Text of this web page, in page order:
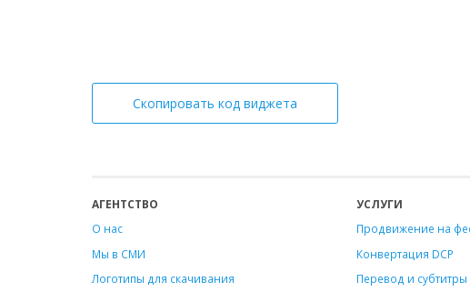
Скопировать код виджета
АГЕНТСТВО
О нас
Мы в СМИ
Логотипы для скачивания
УСЛУГИ
Продвижение на
Конвертация DCP
Перевод и субтитры